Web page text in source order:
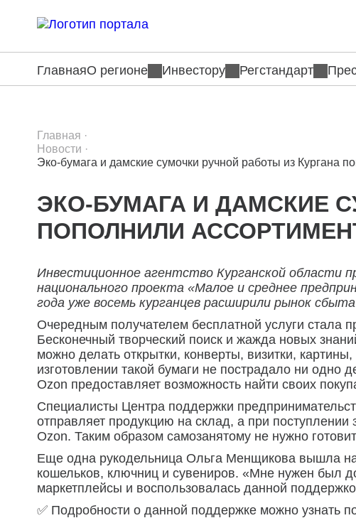
ГлавнаяО регионе Инвестору Регстандарт
Главная ·
Новости ·
Эко-бумага и дамские сумочки ручной работы из Кургана
ЭКО-БУМАГА И ДАМСКИЕ
ПОПОЛНИЛИ
Инвестиционное агентство Курганской области
национального проекта «Малое и среднее
года уже восемь курганцев расширили рынок
Очередным получателем бесплатной услуги стала
Бесконечный творческий поиск и жажда новых
можно делать открытки, конверты, визитки,
изготовлении такой бумаги не пострадало ни
Ozon предоставляет возможность найти своих
Специалисты Центра поддержки
отправляет продукцию на склад, а при
Ozon. Таким образом самозанятому не нужно
Еще одна рукодельница Ольга Менщикова вышла на
кошельков, ключниц и сувениров. «Мне нужен был
маркетплейсы и воспользовалась данной
✅ Подробности о данной поддержке можно узнать